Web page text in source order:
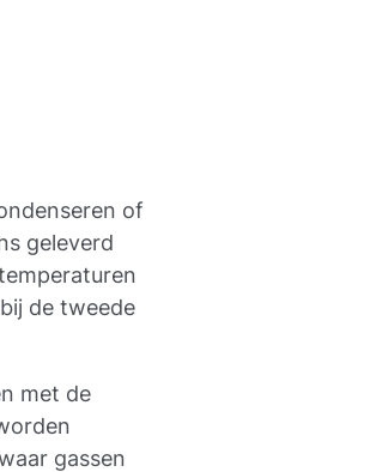
of
geleverd
de tweede
met de
gassen